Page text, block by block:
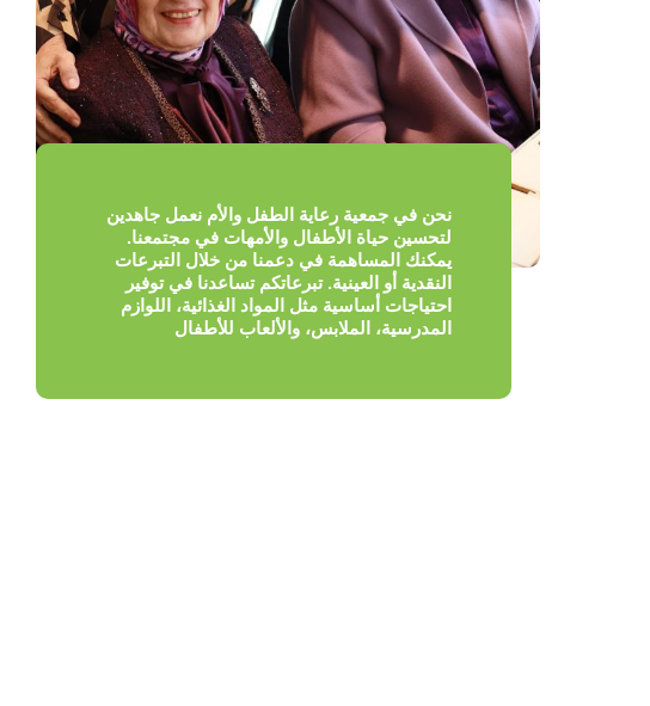
نحن في جمعية رعاية الطفل والأم نعمل جاهدين
لتحسين حياة الأطفال والأمهات في مجتمعنا.
يمكنك المساهمة في دعمنا من خلال التبرعات
النقدية أو العينية. تبرعاتكم تساعدنا في توفير
احتياجات أساسية مثل المواد الغذائية، اللوازم
المدرسية، الملابس، والألعاب للأطفال